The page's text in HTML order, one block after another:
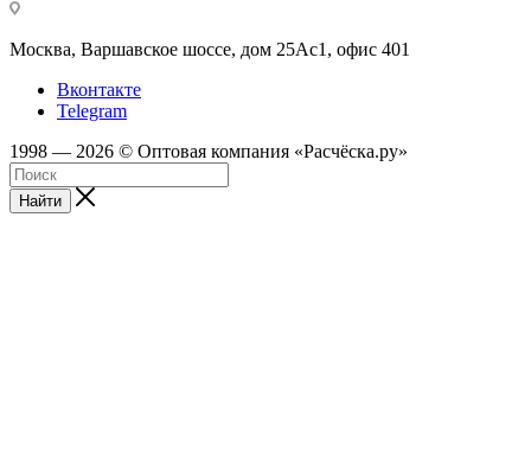
Москва, Варшавское шоссе, дом 25Аc1, офис 401
Вконтакте
Telegram
1998 — 2026 © Оптовая компания «Расчёска.ру»
Найти